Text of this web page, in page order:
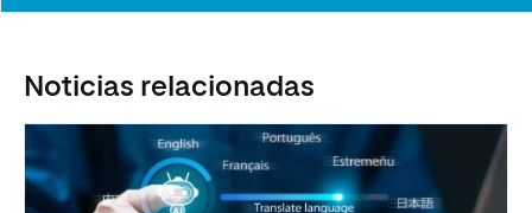
Noticias relacionadas